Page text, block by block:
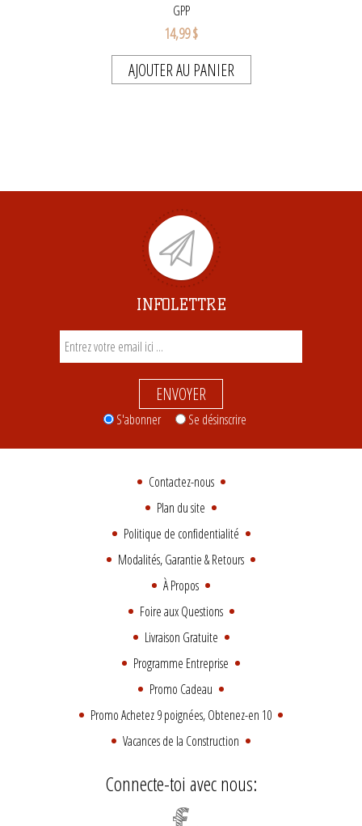
GPP
14,99 $
AJOUTER AU PANIER
INFOLETTRE
ENVOYER
S'abonner Se désinscrire
Contactez-nous
Plan du site
Politique de confidentialité
Modalités, Garantie & Retours
À Propos
Foire aux Questions
Livraison Gratuite
Programme Entreprise
Promo Cadeau
Promo Achetez 9 poignées, Obtenez-en 10
Vacances de la Construction
Connecte-toi avec nous: